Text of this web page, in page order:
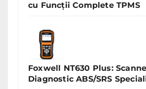
cu Funcții Complete TPMS
Foxwell NT630 Plus:
Diagnostic ABS/SRS